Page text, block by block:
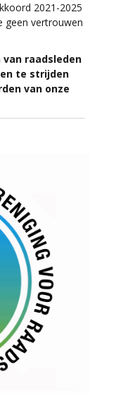
2021-2025
geen vertrouwen
van raadsleden
te strijden
van onze